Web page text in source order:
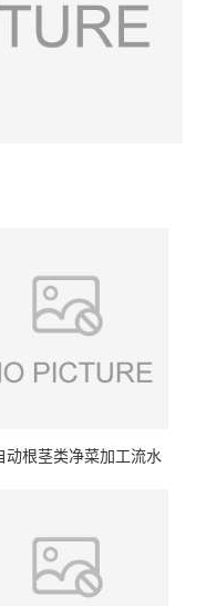
动根茎类净菜加工流水